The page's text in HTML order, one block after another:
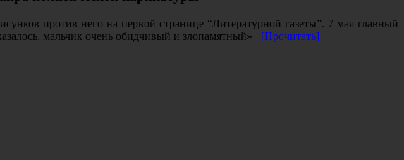
против него на первой странице “Литературной газеты”. 7 мая главный
мальчик очень обидчивый и злопамятный»
[Прочитать]